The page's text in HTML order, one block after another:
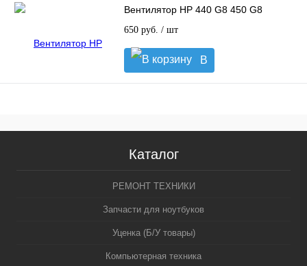
Вентилятор HP 440 G8 450 G8
650 руб. / шт
В
корзину
Каталог
РЕМОНТ ТЕХНИКИ
Запчасти для ноутбуков
Уценка (Б/У товары)
Компьютерная техника